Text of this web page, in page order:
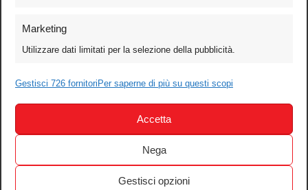
Marketing
Utilizzare dati limitati per la selezione della pubblicità.
Gestisci 726 fornitori Per saperne di più su questi scopi
Accetta
Nega
Gestisci opzioni
Games
Test
Audio